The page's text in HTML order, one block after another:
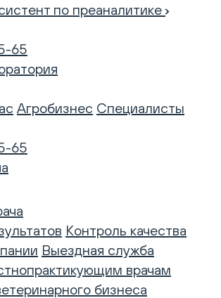
по преаналитике
65
Агробизнес Специалисты
65
Контроль качества
Выездная служба
врачам
бизнеса